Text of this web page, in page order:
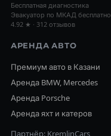
Бесплатная диагностика
Эвакуатор по МКАД бесплатно
4.92 ★ · 312 отзывов
АРЕНДА АВТО
Премиум авто в Казани
Аренда BMW, Mercedes
Аренда Porsche
Аренда яхт и катеров
Партнёр: KremlinCars